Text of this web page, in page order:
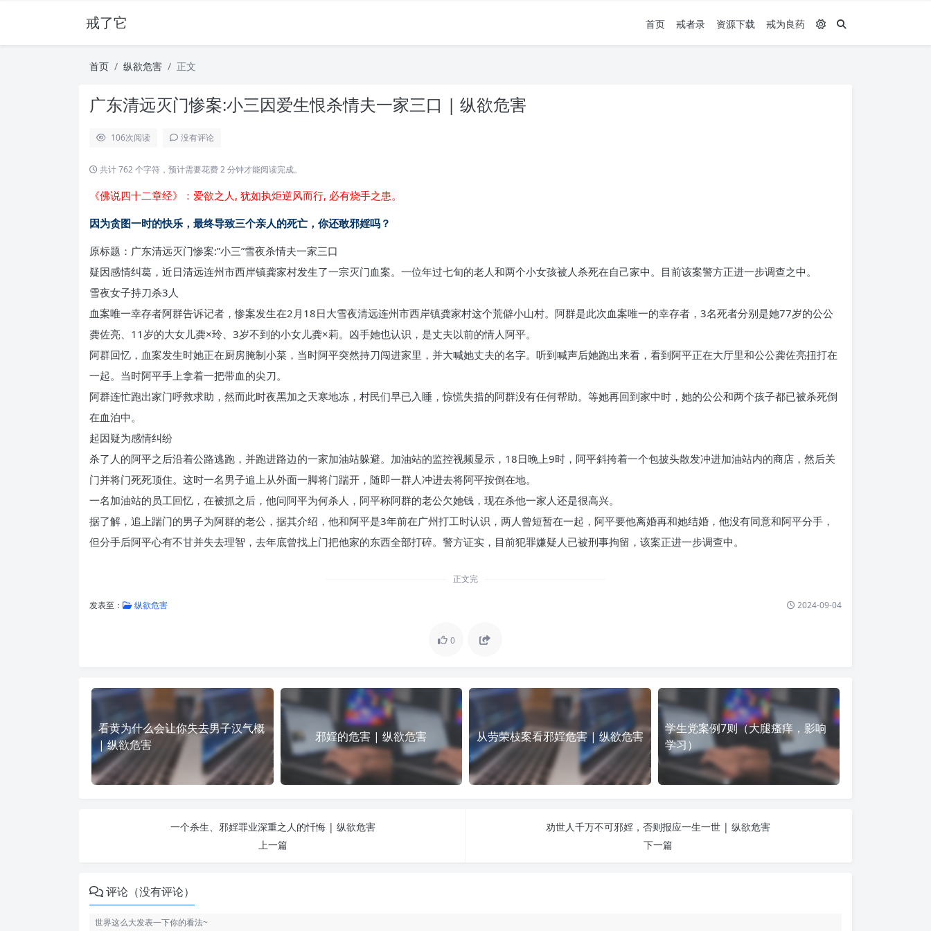
戒了它 首页 戒者录 资源下载 戒为良药
首页 纵欲危害 正文
广东清远灭门惨案:小三因爱生恨杀情夫一家三口 | 纵欲危害
106次阅读 没有评论
共计 762 个字符，预计需要花费 2 分钟才能阅读完成。
《佛说四十二章经》：爱欲之人, 犹如执炬逆风而行, 必有烧手之患。
因为贪图一时的快乐，最终导致三个亲人的死亡，你还敢邪婬吗？
原标题：广东清远灭门惨案:”小三”雪夜杀情夫一家三口
疑因感情纠葛，近日清远连州市西岸镇龚家村发生了一宗灭门血案。一位年过七旬的老人和两个小女孩被人杀死在自己家中。目前该案警方正进一步调查之中。
雪夜女子持刀杀3人
血案唯一幸存者阿群告诉记者，惨案发生在2月18日大雪夜清远连州市西岸镇龚家村这个荒僻小山村。阿群是此次血案唯一的幸存者，3名死者分别是她77岁的公公
龚佐亮、11岁的大女儿龚×玲、3岁不到的小女儿龚×莉。凶手她也认识，是丈夫以前的情人阿平。
阿群回忆，血案发生时她正在厨房腌制小菜，当时阿平突然持刀闯进家里，并大喊她丈夫的名字。听到喊声后她跑出来看，看到阿平正在大厅里和公公龚佐亮扭打在
一起。当时阿平手上拿着一把带血的尖刀。
阿群连忙跑出家门呼救求助，然而此时夜黑加之天寒地冻，村民们早已入睡，惊慌失措的阿群没有任何帮助。等她再回到家中时，她的公公和两个孩子都已被杀死倒
在血泊中。
起因疑为感情纠纷
杀了人的阿平之后沿着公路逃跑，并跑进路边的一家加油站躲避。加油站的监控视频显示，18日晚上9时，阿平斜挎着一个包披头散发冲进加油站内的商店，然后关
门并将门死死顶住。这时一名男子追上从外面一脚将门踹开，随即一群人冲进去将阿平按倒在地。
一名加油站的员工回忆，在被抓之后，他问阿平为何杀人，阿平称阿群的老公欠她钱，现在杀他一家人还是很高兴。
据了解，追上踹门的男子为阿群的老公，据其介绍，他和阿平是3年前在广州打工时认识，两人曾短暂在一起，阿平要他离婚再和她结婚，他没有同意和阿平分手，
但分手后阿平心有不甘并失去理智，去年底曾找上门把他家的东西全部打碎。警方证实，目前犯罪嫌疑人已被刑事拘留，该案正进一步调查中。
正文完
发表至： 纵欲危害 2024-09-04
0
看黄为什么会让你失去男子汉气概
| 纵欲危害
邪婬的危害 | 纵欲危害 从劳荣枝案看邪婬危害 | 纵欲危害
学生党案例7则（大腿瘙痒，影响
学习）
一个杀生、邪婬罪业深重之人的忏悔 | 纵欲危害
上一篇
劝世人千万不可邪婬，否则报应一生一世 | 纵欲危害
下一篇
评论（没有评论）